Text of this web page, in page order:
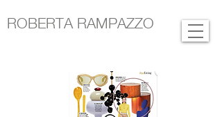
ROBERTA RAMPAZZO